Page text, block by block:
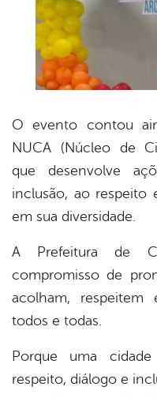
O evento contou
NUCA (Núcleo de
que desenvolve
inclusão, ao respeito
em sua diversidade.
A Prefeitura de
compromisso de
acolham, respeitem
todos e todas.
Porque uma
respeito, diálogo e